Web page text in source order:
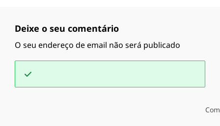
Deixe o seu comentário
O seu endereço de email não será publicado